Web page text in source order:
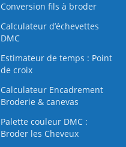
Conversion fils à broder
Calculateur d’échevettes
DMC
Estimateur de temps : Point
de croix
Calculateur Encadrement
Broderie & canevas
Palette couleur DMC :
Broder les Cheveux